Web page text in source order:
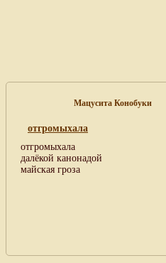
Мацусита Конобуки
отгромыхала
отгромыхала
далёкой канонадой
майская гроза